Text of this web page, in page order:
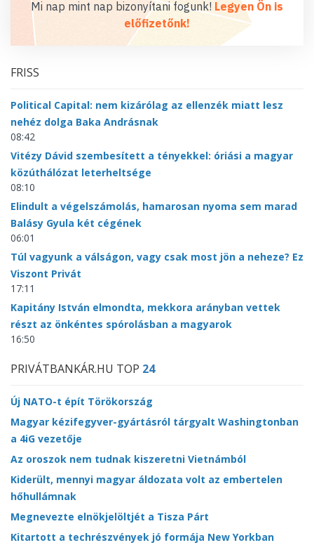
Mi nap mint nap bizonyítani fogunk! Legyen Ön is
előfizetőnk!
FRISS
Political Capital: nem kizárólag az ellenzék miatt lesz
nehéz dolga Baka Andrásnak
08:42
Vitézy Dávid szembesített a tényekkel: óriási a magyar
közúthálózat leterheltsége
08:10
Elindult a végelszámolás, hamarosan nyoma sem marad
Balásy Gyula két cégének
06:01
Túl vagyunk a válságon, vagy csak most jön a neheze? Ez
Viszont Privát
17:11
Kapitány István elmondta, mekkora arányban vettek
részt az önkéntes spórolásban a magyarok
16:50
PRIVÁTBANKÁR.HU TOP 24
Új NATO-t épít Törökország
Magyar kézifegyver-gyártásról tárgyalt Washingtonban
a 4iG vezetője
Az oroszok nem tudnak kiszeretni Vietnámból
Kiderült, mennyi magyar áldozata volt az embertelen
hőhullámnak
Megnevezte elnökjelöltjét a Tisza Párt
Kitartott a techrészvények jó formája New Yorkban